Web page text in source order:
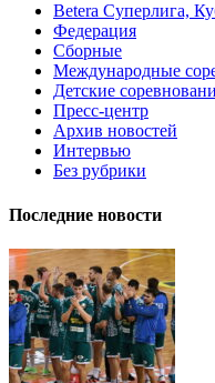
Betera Суперлига,
Федерация
Сборные
Международные
Детские
Пресс-центр
Архив новостей
Интервью
Без рубрики
Последние новости